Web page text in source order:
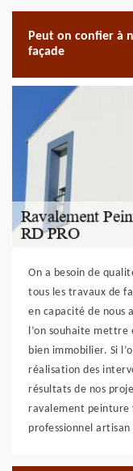
Peut on confier à
façade
On a besoin de
tous les travaux de
en capacité de nous
l’on souhaite mettre
bien immobilier. Si
réalisation des
résultats de nos
ravalement peinture
professionnel